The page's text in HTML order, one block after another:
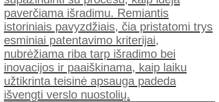
paverčiama išradimu. Remiantis
istoriniais pavyzdžiais, čia pristatomi trys
esminiai patentavimo kriterijai,
nubrėžiama riba tarp išradimo bei
inovacijos ir paaiškinama, kaip laiku
užtikrinta teisinė apsauga padeda
išvengti verslo nuostolių.